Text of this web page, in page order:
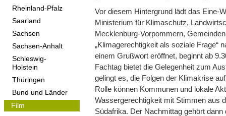
Rheinland-Pfalz
Saarland
Sachsen
Sachsen-Anhalt
Schleswig-
Holstein
Thüringen
Bund und Länder
Film
Vor diesem Hintergrund lädt das Eine-
Ministerium für Klimaschutz,
Mecklenburg-Vorpommern,
„Klimagerechtigkeit als soziale Frage“
einem Grußwort eröffnet, beginnt ab
Fachtag bietet die Gelegenheit zum
gelingt es, die Folgen der Klimakrise
Rolle können Kommunen und lokale
Wassergerechtigkeit mit Stimmen aus
Südafrika. Der Nachmittag gehört dann